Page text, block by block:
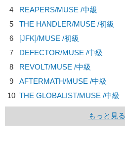
4
REAPERS/MUSE /中級
5
THE HANDLER/MUSE /初級
6
[JFK]/MUSE /初級
7
DEFECTOR/MUSE /中級
8
REVOLT/MUSE /中級
9
AFTERMATH/MUSE /中級
10 THE GLOBALIST/MUSE /中級
もっと見る